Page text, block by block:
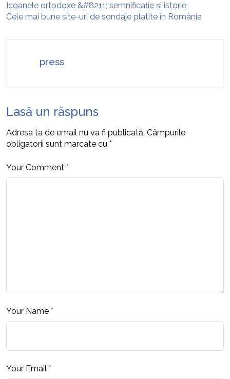
Icoanele ortodoxe &#8211; semnificație și istorie
Cele mai bune site-uri de sondaje platite în România
press
Lasă un răspuns
Adresa ta de email nu va fi publicată. Câmpurile
obligatorii sunt marcate cu *
Your Comment *
Your Name *
Your Email *